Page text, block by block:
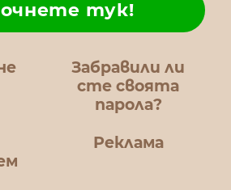
Забравили ли
сте своята
парола?
тук!
Реклама